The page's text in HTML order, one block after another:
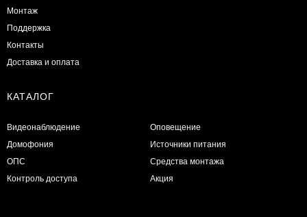
Монтаж
Поддержка
Контакты
Доставка и оплата
КАТАЛОГ
Видеонаблюдение
Домофония
ОПС
Контроль доступа
Оповещение
Источники питания
Средства монтажа
Акция